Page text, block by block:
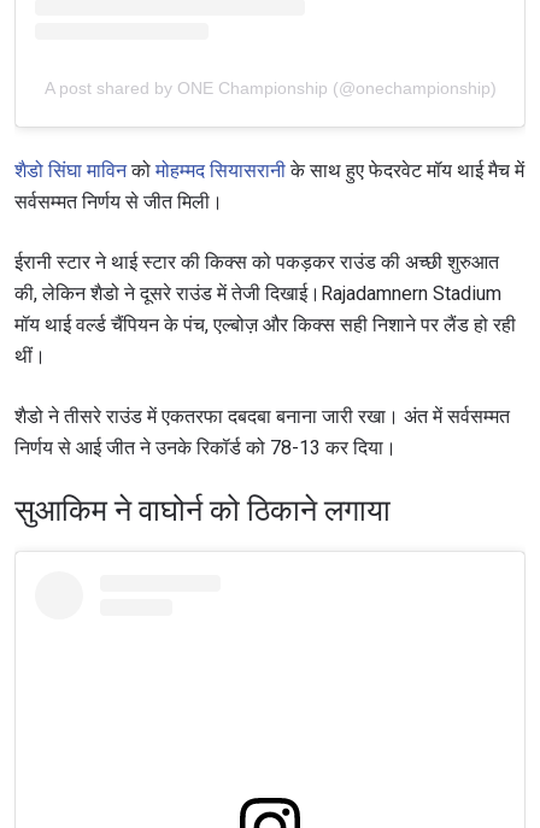
A post shared by ONE Championship (@onechampionship)
शैडो सिंघा माविनकोमोहम्मद सियासरानीके साथ हुए फेदरवेट मॉय थाई मैच में
सर्वसम्मत निर्णय से जीत मिली।
ईरानी स्टार ने थाई स्टार की किक्स को पकड़कर राउंड की अच्छी शुरुआत
की, लेकिन शैडो ने दूसरे राउंड में तेजी दिखाई।Rajadamnern Stadium
मॉय थाई वर्ल्ड चैंपियन के पंच, एल्बोज़ और किक्स सही निशाने पर लैंड हो रही
थीं।
शैडो ने तीसरे राउंड में एकतरफा दबदबा बनाना जारी रखा। अंत में सर्वसम्मत
निर्णय से आई जीत ने उनके रिकॉर्ड को 78-13 कर दिया।
सुआकिम ने वाघोर्न को ठिकाने लगाया